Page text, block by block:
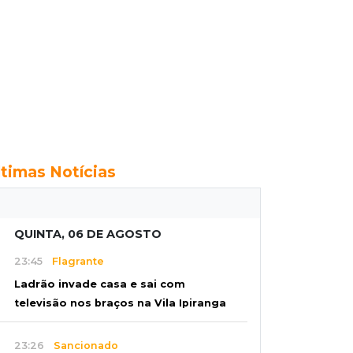
Notícias
QUINTA, 06 DE AGOSTO
23:45 Flagrante
Ladrão invade casa e sai com
televisão nos braços na Vila Ipiranga
23:26 Sancionado